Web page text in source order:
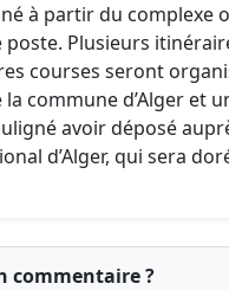
à partir du complexe
poste. Plusieurs
courses seront
la commune d’Alger et
avoir déposé
d’Alger, qui sera
commentaire ?